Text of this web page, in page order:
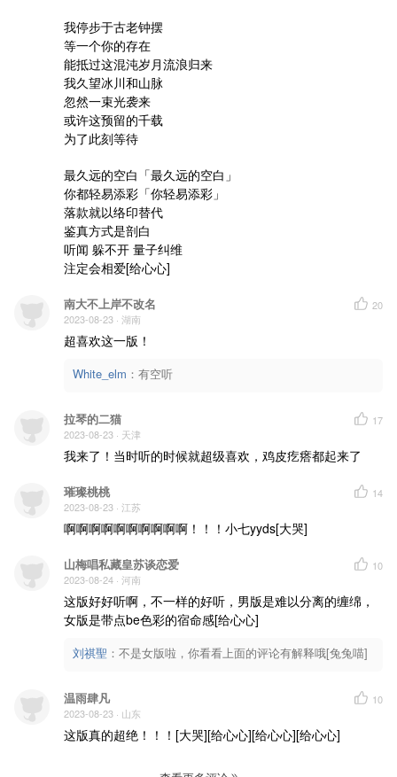
我停步于古老钟摆
等一个你的存在
能抵过这混沌岁月流浪归来
我久望冰川和山脉
忽然一束光袭来
或许这预留的千载
为了此刻等待
最久远的空白「最久远的空白」
你都轻易添彩「你轻易添彩」
落款就以络印替代
鉴真方式是剖白
听闻 躲不开 量子纠维
注定会相爱[给心心]
南大不上岸不改名
2023-08-23 · 湖南
20
超喜欢这一版！
White_elm ： 有空听
拉琴的二猫
2023-08-23 · 天津
17
我来了！当时听的时候就超级喜欢，鸡皮疙瘩都起来了
璀璨桃桃
2023-08-23 · 江苏
14
啊啊啊啊啊啊啊啊啊啊！！！小七yyds[大哭]
山梅唱私藏皇苏谈恋爱
2023-08-24 · 河南
10
这版好好听啊，不一样的好听，男版是难以分离的缠绵，
女版是带点be色彩的宿命感[给心心]
刘祺聖 ： 不是女版啦，你看看上面的评论有解释哦[兔兔喵]
温雨肆凡
2023-08-23 · 山东
10
这版真的超绝！！！[大哭][给心心][给心心][给心心]